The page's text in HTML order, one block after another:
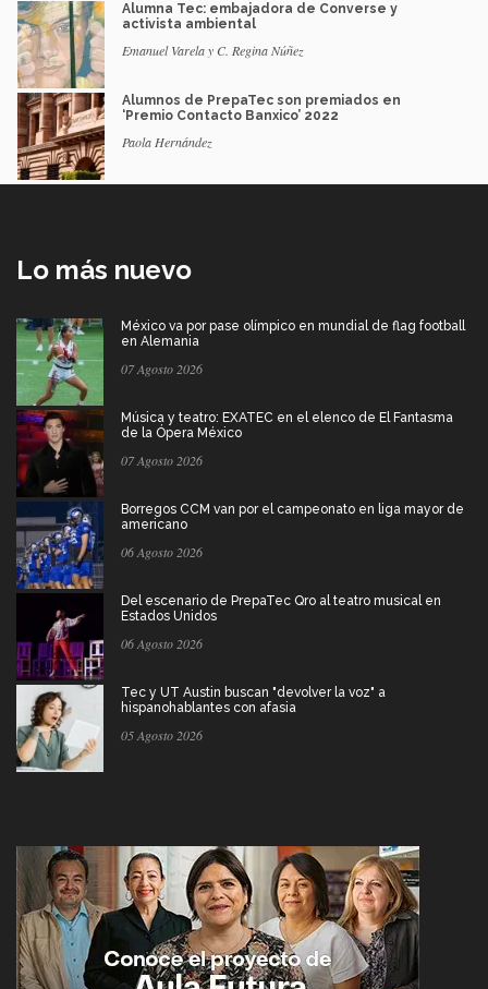
Alumna Tec: embajadora de Converse y
activista ambiental
Emanuel Varela y C. Regina Núñez
Alumnos de PrepaTec son premiados en
‘Premio Contacto Banxico’ 2022
Paola Hernández
Lo más nuevo
México va por pase olímpico en mundial de flag football
en Alemania
07 Agosto 2026
Música y teatro: EXATEC en el elenco de El Fantasma
de la Ópera México
07 Agosto 2026
Borregos CCM van por el campeonato en liga mayor de
americano
06 Agosto 2026
Del escenario de PrepaTec Qro al teatro musical en
Estados Unidos
06 Agosto 2026
Tec y UT Austin buscan "devolver la voz" a
hispanohablantes con afasia
05 Agosto 2026